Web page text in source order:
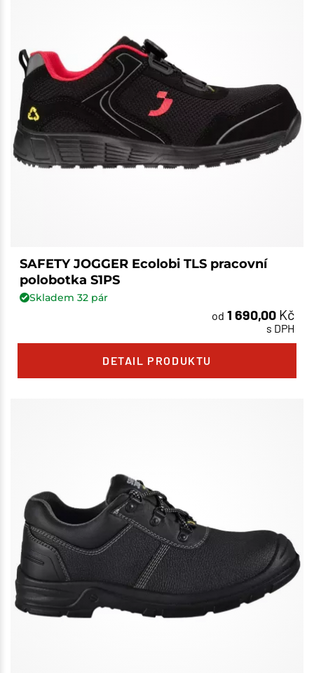
SAFETY JOGGER Ecolobi TLS pracovní
polobotka S1PS
Skladem 32pár
od 1 690,00 Kč
s DPH
DETAIL PRODUKTU